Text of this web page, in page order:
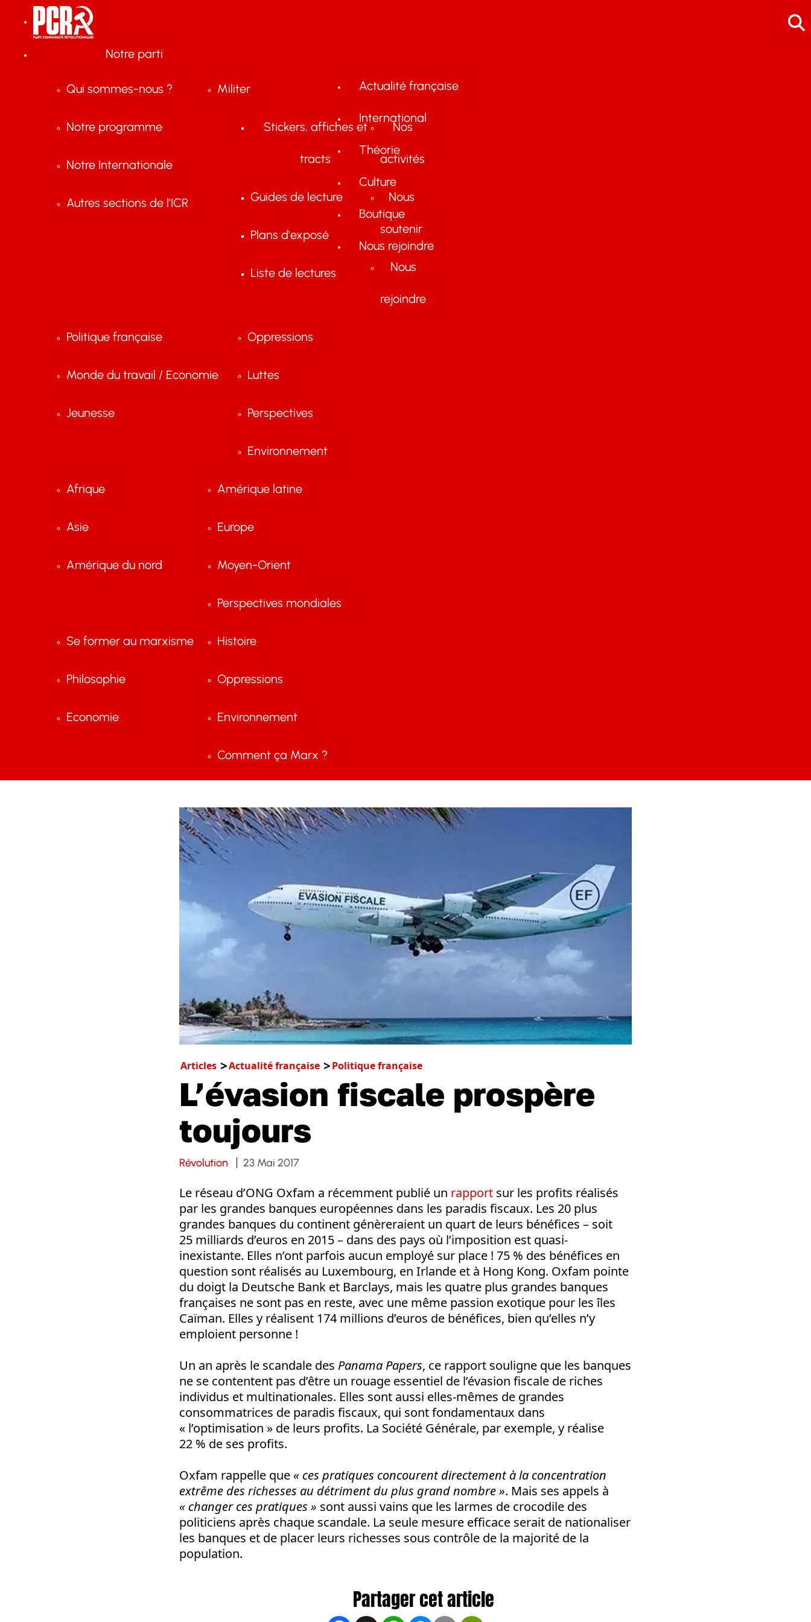
Notre parti
Qui sommes-nous ?
Notre programme
Notre Internationale
Autres sections de l'ICR
Militer
Stickers, affiches et
tracts
Guides de lecture
Plans d'exposé
Liste de lectures
Nos
activités
Nous
soutenir
Nous
rejoindre
Actualité française
Politique française
Monde du travail / Economie
Jeunesse
Oppressions
Luttes
Perspectives
Environnement
International
Afrique
Asie
Amérique du nord
Amérique latine
Europe
Moyen-Orient
Perspectives mondiales
Théorie
Se former au marxisme
Philosophie
Economie
Histoire
Oppressions
Environnement
Comment ça Marx ?
Culture
Boutique
Nous rejoindre
Articles Actualité française Politique française
L’évasion fiscale prospère
toujours
Révolution 23 Mai 2017
Le réseau d’ONG Oxfam a récemment publié un rapport sur les profits réalisés
par les grandes banques européennes dans les paradis fiscaux. Les 20 plus
grandes banques du continent génèreraient un quart de leurs bénéfices – soit
25 milliards d’euros en 2015 – dans des pays où l’imposition est quasi-
inexistante. Elles n’ont parfois aucun employé sur place ! 75 % des bénéfices en
question sont réalisés au Luxembourg, en Irlande et à Hong Kong. Oxfam pointe
du doigt la Deutsche Bank et Barclays, mais les quatre plus grandes banques
françaises ne sont pas en reste, avec une même passion exotique pour les îles
Caïman. Elles y réalisent 174 millions d’euros de bénéfices, bien qu’elles n’y
emploient personne !
Un an après le scandale des Panama Papers, ce rapport souligne que les banques
ne se contentent pas d’être un rouage essentiel de l’évasion fiscale de riches
individus et multinationales. Elles sont aussi elles-mêmes de grandes
consommatrices de paradis fiscaux, qui sont fondamentaux dans
« l’optimisation » de leurs profits. La Société Générale, par exemple, y réalise
22 % de ses profits.
Oxfam rappelle que « ces pratiques concourent directement à la concentration
extrême des richesses au détriment du plus grand nombre ». Mais ses appels à
« changer ces pratiques » sont aussi vains que les larmes de crocodile des
politiciens après chaque scandale. La seule mesure efficace serait de nationaliser
les banques et de placer leurs richesses sous contrôle de la majorité de la
population.